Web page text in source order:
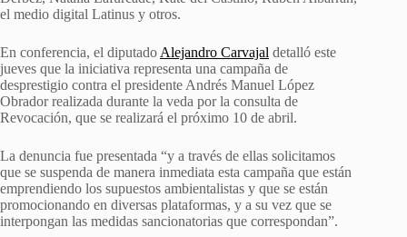
el medio digital Latinus y otros.
En conferencia, el diputado Alejandro Carvajal detalló este
jueves que la iniciativa representa una campaña de
desprestigio contra el presidente Andrés Manuel López
Obrador realizada durante la veda por la consulta de
Revocación, que se realizará el próximo 10 de abril.
La denuncia fue presentada “y a través de ellas solicitamos
que se suspenda de manera inmediata esta campaña que están
emprendiendo los supuestos ambientalistas y que se están
promocionando en diversas plataformas, y a su vez que se
interpongan las medidas sancionatorias que correspondan”.